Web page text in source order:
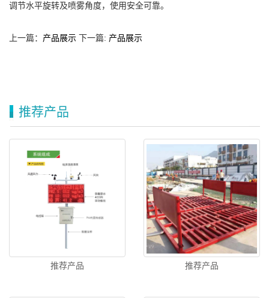
调节水平旋转及喷雾角度，使用安全可靠。
上一篇： 产品展示 下一篇: 产品展示
推荐产品
推荐产品 推荐产品